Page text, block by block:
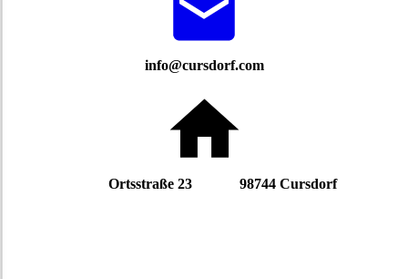
info@cursdorf.com
Ortsstraße 23 98744 Cursdorf